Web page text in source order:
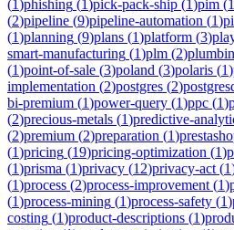
(1)phishing (1)pick-pack-ship (1)pim (1
(2)pipeline (9)pipeline-automation (1)
(1)planning (9)plans (1)platform (3)
smart-manufacturing (1)plm (2)
(1)point-of-sale (3)poland (3)polaris (1)
implementation (2)postgres (2)
bi-premium (1)power-query (1)ppc (1)
(2)precious-metals (1)predictive-
(2)premium (2)preparation (1)
(1)pricing (19)pricing-optimization (1)
(1)prisma (1)privacy (12)privacy-act (1
(1)process (2)process-improvement (1)
(1)process-mining (1)process-safety (1)
costing (1)product-descriptions (1)